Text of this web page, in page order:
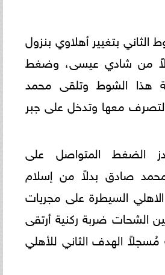
الثاني بتغيير أهلاوي بنزول
من شادي عيسى، وضغط
هذا الشوط وتلقى محمد
معها وتدخل على جبر
الضغط المتواصل على
صادق بدلاً من إسلام
السيطرة على مجريات
الشحات ضربة ركنية أرتقى
مُسجلاً الهدف الثاني للأهلي